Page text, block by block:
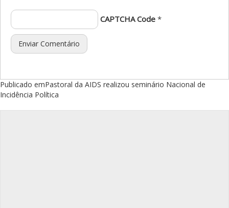
CAPTCHA Code *
Navegação
de
Publicado emPastoral da AIDS realizou seminário Nacional de
Incidência Política